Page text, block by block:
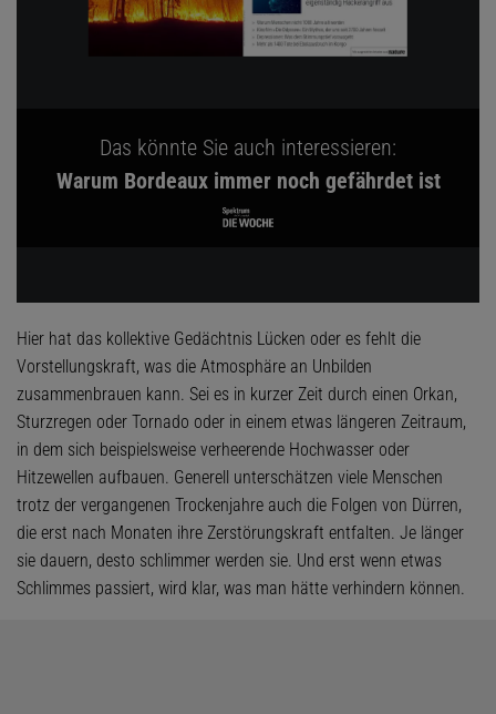
Das könnte Sie auch interessieren:
Warum Bordeaux immer noch gefährdet ist
Hier hat das kollektive Gedächtnis Lücken oder es fehlt die
Vorstellungskraft, was die Atmosphäre an Unbilden
zusammenbrauen kann. Sei es in kurzer Zeit durch einen Orkan,
Sturzregen oder Tornado oder in einem etwas längeren Zeitraum,
in dem sich beispielsweise verheerende Hochwasser oder
Hitzewellen aufbauen. Generell unterschätzen viele Menschen
trotz der vergangenen Trockenjahre auch die Folgen von Dürren,
die erst nach Monaten ihre Zerstörungskraft entfalten. Je länger
sie dauern, desto schlimmer werden sie. Und erst wenn etwas
Schlimmes passiert, wird klar, was man hätte verhindern können.